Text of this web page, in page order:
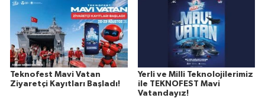
Teknofest Mavi Vatan
Ziyaretçi Kayıtları Başladı!
Yerli ve Milli Teknolojilerimiz
ile TEKNOFEST Mavi
Vatandayız!